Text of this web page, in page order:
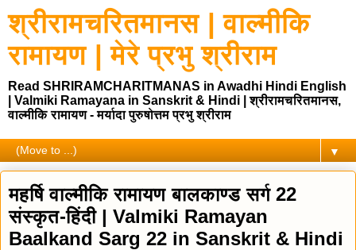
श्रीरामचरितमानस | वाल्मीकि
रामायण | मेरे प्रभु श्रीराम
Read SHRIRAMCHARITMANAS in Awadhi Hindi English
| Valmiki Ramayana in Sanskrit & Hindi | श्रीरामचरितमानस,
वाल्मीकि रामायण - मर्यादा पुरुषोत्तम प्रभु श्रीराम
▼
महर्षि वाल्मीकि रामायण बालकाण्ड सर्ग 22
संस्कृत-हिंदी | Valmiki Ramayan
Baalkand Sarg 22 in Sanskrit & Hindi